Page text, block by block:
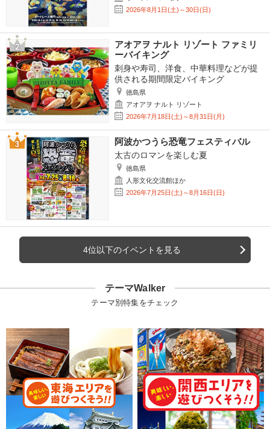
2026年8月1日(土)～30日(日)
アオアヲ ナルト リゾート ファミリ
ーバイキング
刺身や寿司、洋食、中華料理などが提
供される期間限定バイキング
徳島県
アオアヲ ナルト リゾート
2026年7月18日(土)～8月31日(月)
阿波かつうら恐竜フェスティバル
太古のロマンを楽しむ夏
徳島県
人形文化交流館ほか
2026年7月25日(土)～8月16日(日)
4位以下のイベントを見る
テーマWalker
テーマ別特集をチェック